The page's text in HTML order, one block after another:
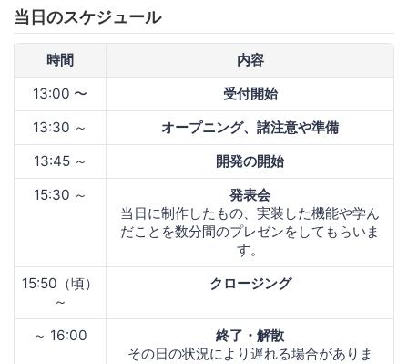
当日のスケジュール
時間
内容
13:00 〜
受付開始
13:30 ～
オープニング、諸注意や準備
13:45 ～
開発の開始
15:30 ～
発表会
当日に制作したもの、実装した機能や学ん
だことを数分間のプレゼンをしてもらいま
す。
15:50（頃）
～
クロージング
～ 16:00
終了・解散
その日の状況により遅れる場合がありま